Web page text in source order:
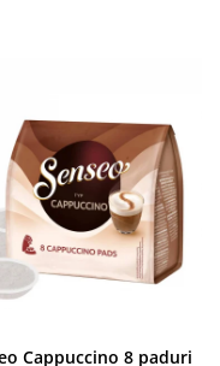
Cappuccino 8 paduri